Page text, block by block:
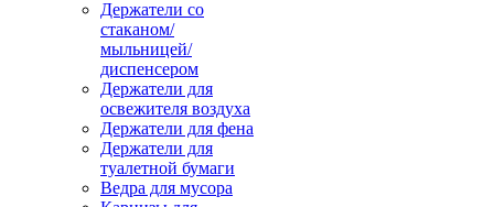
Держатели со
стаканом/
мыльницей/
диспенсером
Держатели для
освежителя воздуха
Держатели для фена
Держатели для
туалетной бумаги
Ведра для мусора